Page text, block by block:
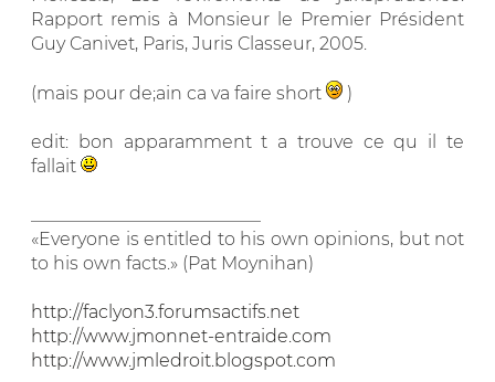
Rapport remis à Monsieur le Premier Président
Guy Canivet, Paris, Juris Classeur, 2005.
(mais pour de;ain ca va faire short )
edit: bon apparamment t a trouve ce qu il te
fallait
«Everyone is entitled to his own opinions, but not
to his own facts.» (Pat Moynihan)
http://faclyon3.forumsactifs.net
http://www.jmonnet-entraide.com
http://www.jmledroit.blogspot.com